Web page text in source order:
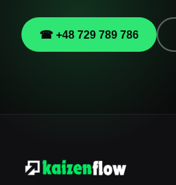
☎ +48 729 789 786